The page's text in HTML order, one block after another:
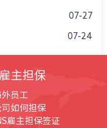
07-27
07-24
主担保
员工
如何担保
雇主担保签证